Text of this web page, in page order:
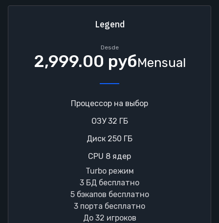
Legend
Desde
2,999.00 рубMensual
Процессор на выбор
ОЗУ 32 ГБ
Диск 250 ГБ
CPU 8 ядер
Turbo режим
3 БД бесплатно
5 бэкапов бесплатно
3 порта бесплатно
До 32 игроков